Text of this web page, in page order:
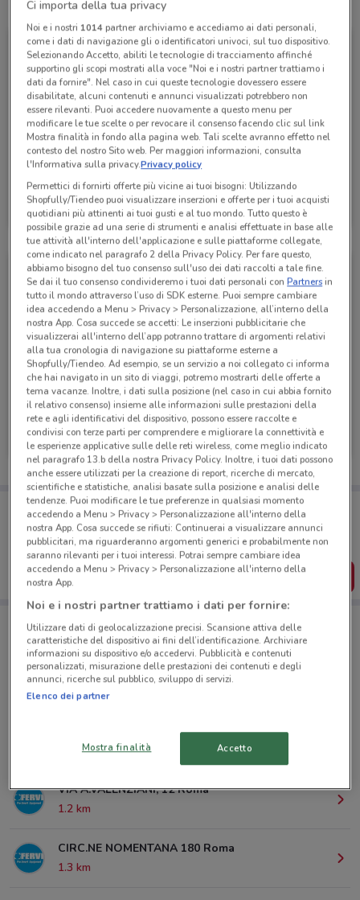
Fervi
Scade il 31/12
Fervi
Scade il 31/12 1.2 km
Fervi
Scade il 31/12 1.2 km
Porta DoveConviene sempre con te!
Puoi trovare le migliori offerte dei negozi vicino a te,
salvarle e creare la tua lista del risparmio, comodamente
dal tuo cellulare.
SCARICA L’APP
Negozi Fervi a Roma
© MapTiler © OpenStreetMap contributors
VIA A.VALENZIANI, 12 Roma
1.2 km
CIRC.NE NOMENTANA 180 Roma
1.3 km
Ci importa della tua privacy
Noi e i nostri 1014partner archiviamo e accediamo ai dati personali,
come i dati di navigazione gli o identificatori univoci, sul tuo dispositivo.
Selezionando Accetto, abiliti le tecnologie di tracciamento affinché
supportino gli scopi mostrati alla voce "Noi e i nostri partner trattiamo i
dati da fornire". Nel caso in cui queste tecnologie dovessero essere
disabilitate, alcuni contenuti e annunci visualizzati potrebbero non
essere rilevanti. Puoi accedere nuovamente a questo menu per
modificare le tue scelte o per revocare il consenso facendo clic sul link
Mostra finalità in fondo alla pagina web. Tali scelte avranno effetto nel
contesto del nostro Sito web. Per maggiori informazioni, consulta
l'Informativa sulla privacy.Privacy policy
Permettici di fornirti offerte più vicine ai tuoi bisogni: Utilizzando
Shopfully/Tiendeo puoi visualizzare inserzioni e offerte per i tuoi acquisti
quotidiani più attinenti ai tuoi gusti e al tuo mondo. Tutto questo è
possibile grazie ad una serie di strumenti e analisi effettuate in base alle
tue attività all'interno dell'applicazione e sulle piattaforme collegate,
come indicato nel paragrafo 2 della Privacy Policy. Per fare questo,
abbiamo bisogno del tuo consenso sull'uso dei dati raccolti a tale fine.
Se dai il tuo consenso condivideremo i tuoi dati personali conPartnersin
tutto il mondo attraverso l’uso di SDK esterne. Puoi sempre cambiare
idea accedendo a Menu > Privacy > Personalizzazione, all’interno della
nostra App. Cosa succede se accetti: Le inserzioni pubblicitarie che
visualizzerai all'interno dell’app potranno trattare di argomenti relativi
alla tua cronologia di navigazione su piattaforme esterne a
Shopfully/Tiendeo. Ad esempio, se un servizio a noi collegato ci informa
che hai navigato in un sito di viaggi, potremo mostrarti delle offerte a
tema vacanze. Inoltre, i dati sulla posizione (nel caso in cui abbia fornito
il relativo consenso) insieme alle informazioni sulle prestazioni della
rete e agli identificativi del dispositivo, possono essere raccolte e
condivisi con terze parti per comprendere e migliorare la connettività e
le esperienze applicative sulle delle reti wireless, come meglio indicato
nel paragrafo 13.b della nostra Privacy Policy. Inoltre, i tuoi dati possono
anche essere utilizzati per la creazione di report, ricerche di mercato,
scientifiche e statistiche, analisi basate sulla posizione e analisi delle
tendenze. Puoi modificare le tue preferenze in qualsiasi momento
accedendo a Menu > Privacy > Personalizzazione all'interno della
nostra App. Cosa succede se rifiuti: Continuerai a visualizzare annunci
pubblicitari, ma riguarderanno argomenti generici e probabilmente non
saranno rilevanti per i tuoi interessi. Potrai sempre cambiare idea
accedendo a Menu > Privacy > Personalizzazione all'interno della
nostra App.
Noi e i nostri partner trattiamo i dati per fornire:
Utilizzare dati di geolocalizzazione precisi. Scansione attiva delle
caratteristiche del dispositivo ai fini dell’identificazione. Archiviare
informazioni su dispositivo e/o accedervi. Pubblicità e contenuti
personalizzati, misurazione delle prestazioni dei contenuti e degli
annunci, ricerche sul pubblico, sviluppo di servizi.
Elenco dei partner
Mostra finalità Accetto